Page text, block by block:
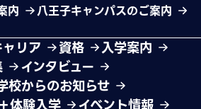
内
八王子キャンパスのご案内
リア 資格
入学案内
インタビュー
校からのお知らせ